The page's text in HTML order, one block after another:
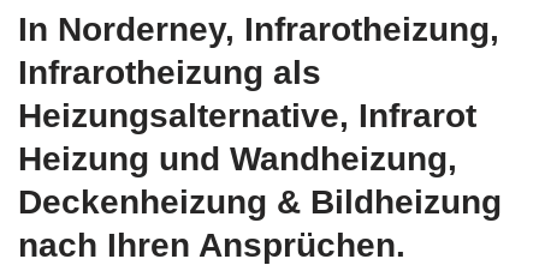
In Norderney, Infrarotheizung,
Infrarotheizung als
Heizungsalternative, Infrarot
Heizung und Wandheizung,
Deckenheizung & Bildheizung
nach Ihren Ansprüchen.